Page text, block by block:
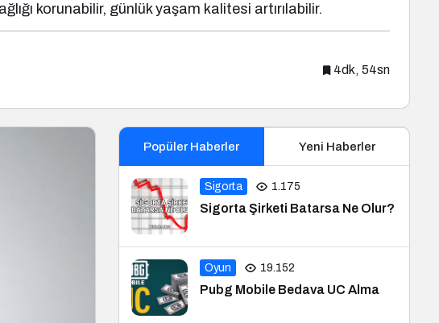
korunabilir, günlük yaşam kalitesi artırılabilir.
4dk, 54sn
Popüler Haberler Yeni Haberler
Sigorta 1.175
Sigorta Şirketi Batarsa Ne Olur?
Oyun 19.152
Pubg Mobile Bedava UC Alma